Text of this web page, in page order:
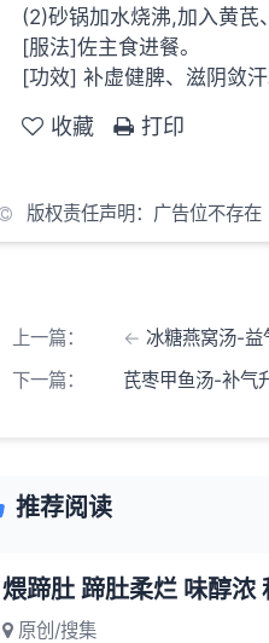
(2)砂锅加水烧沸,加入黄芪
[服法]佐主食进餐。
[功效] 补虚健脾、滋阴敛
收藏 打印
版权责任声明：广告位不存在
上一篇：
冰糖燕窝汤-益
下一篇：
芪枣甲鱼汤-补气
推荐阅读
煨蹄肚 蹄肚柔烂 味醇浓
原创/搜集